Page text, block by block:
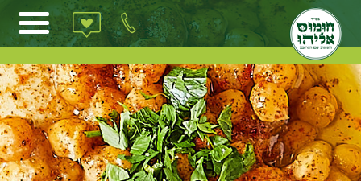
Skip
to
content